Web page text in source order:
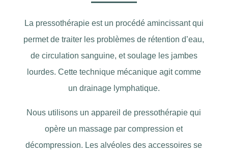
La pressothérapie est un procédé amincissant qui
permet de traiter les problèmes de rétention d’eau,
de circulation sanguine, et soulage les jambes
lourdes. Cette technique mécanique agit comme
un drainage lymphatique.
Nous utilisons un appareil de pressothérapie qui
opère un massage par compression et
décompression. Les alvéoles des accessoires se